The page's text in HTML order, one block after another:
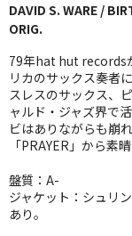
J-POP
ROCK
FOLK,SSW
WORLD
7INC
DAVID S. WARE /
ORIG.
79年hat hut records
リカのサックス奏者
スレスのサックス、
ャルド・ジャズ界で
ビはありながらも崩
「PRAYER」から素
盤質：A-
ジャケット：シュリ
あり。